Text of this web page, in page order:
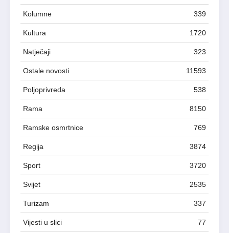
Kolumne 339
Kultura 1720
Natječaji 323
Ostale novosti 11593
Poljoprivreda 538
Rama 8150
Ramske osmrtnice 769
Regija 3874
Sport 3720
Svijet 2535
Turizam 337
Vijesti u slici 77